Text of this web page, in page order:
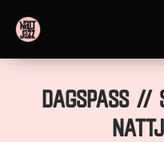
Dagspass //